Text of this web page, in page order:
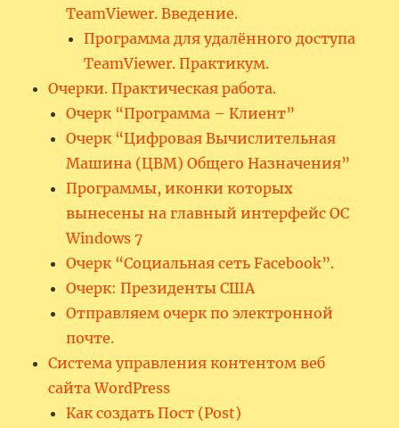
TeamViewer. Введение.
Программа для удалённого доступа
TeamViewer. Практикум.
Очерки. Практическая работа.
Очерк “Программа – Клиент”
Очерк “Цифровая Вычислительная
Машина (ЦВМ) Общего Назначения”
Программы, иконки которых
вынесены на главный интерфейс ОС
Windows 7
Очерк “Социальная сеть Facebook”.
Очерк: Президенты США
Отправляем очерк по электронной
почте.
Система управления контентом веб
сайта WordPress
Как создать Пост (Post)